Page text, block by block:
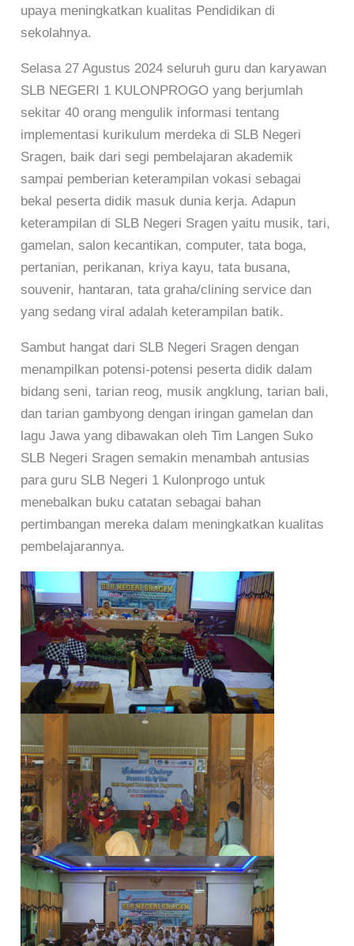
upaya meningkatkan kualitas Pendidikan di
sekolahnya.
Selasa 27 Agustus 2024 seluruh guru dan karyawan
SLB NEGERI 1 KULONPROGO yang berjumlah
sekitar 40 orang mengulik informasi tentang
implementasi kurikulum merdeka di SLB Negeri
Sragen, baik dari segi pembelajaran akademik
sampai pemberian keterampilan vokasi sebagai
bekal peserta didik masuk dunia kerja. Adapun
keterampilan di SLB Negeri Sragen yaitu musik, tari,
gamelan, salon kecantikan, computer, tata boga,
pertanian, perikanan, kriya kayu, tata busana,
souvenir, hantaran, tata graha/clining service dan
yang sedang viral adalah keterampilan batik.
Sambut hangat dari SLB Negeri Sragen dengan
menampilkan potensi-potensi peserta didik dalam
bidang seni, tarian reog, musik angklung, tarian bali,
dan tarian gambyong dengan iringan gamelan dan
lagu Jawa yang dibawakan oleh Tim Langen Suko
SLB Negeri Sragen semakin menambah antusias
para guru SLB Negeri 1 Kulonprogo untuk
menebalkan buku catatan sebagai bahan
pertimbangan mereka dalam meningkatkan kualitas
pembelajarannya.